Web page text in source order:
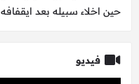
حين اخلاء سبيله بعد ايقفافه
فيديو